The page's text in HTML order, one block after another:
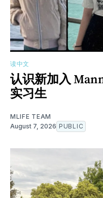
读中文
认识新加入
实习生
MLIFE TEAM
August 7, 2026 PUBLIC